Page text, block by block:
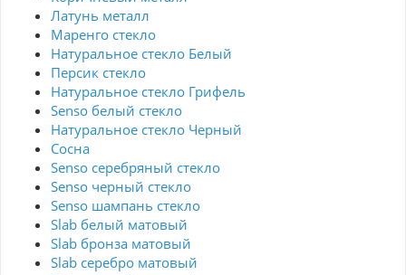
Латунь металл
Маренго стекло
Натуральное стекло Белый
Персик стекло
Натуральное стекло Грифель
Senso белый стекло
Натуральное стекло Черный
Сосна
Senso серебряный стекло
Senso черный стекло
Senso шампань стекло
Slab белый матовый
Slab бронза матовый
Slab серебро матовый